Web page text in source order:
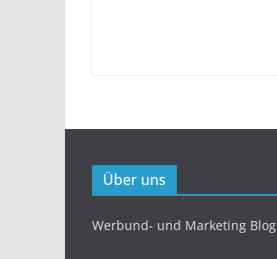
Über uns
Werbund- und Marketing Blog